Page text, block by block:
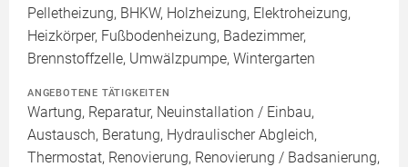
Pelletheizung, BHKW, Holzheizung, Elektroheizung,
Heizkörper, Fußbodenheizung, Badezimmer,
Brennstoffzelle, Umwälzpumpe, Wintergarten
ANGEBOTENE TÄTIGKEITEN
Wartung, Reparatur, Neuinstallation / Einbau,
Austausch, Beratung, Hydraulischer Abgleich,
Thermostat, Renovierung, Renovierung / Badsanierung,